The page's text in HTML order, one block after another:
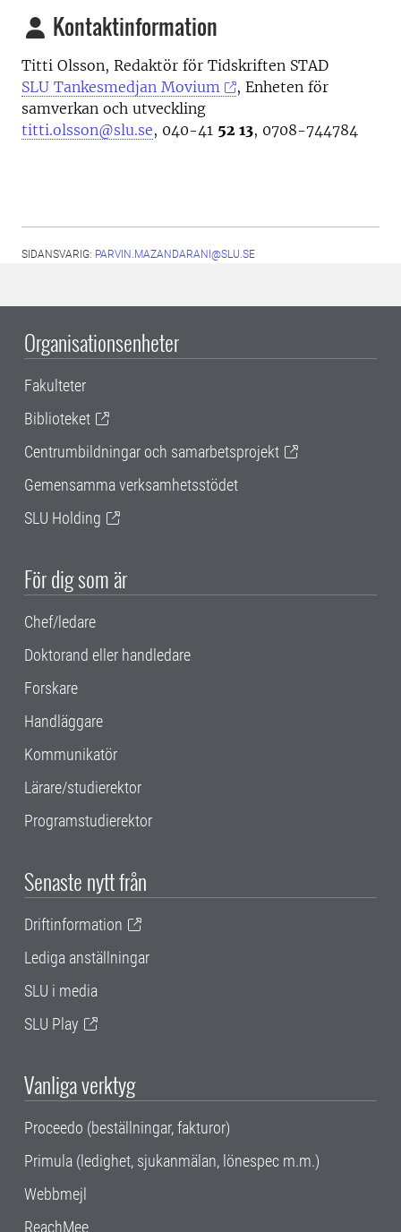
Kontaktinformation
Titti Olsson, Redaktör för Tidskriften STAD
SLU Tankesmedjan Movium
, Enheten för
samverkan och utveckling
titti.olsson@slu.se, 040-41 52 13, 0708-744784
SIDANSVARIG: PARVIN.MAZANDARANI@SLU.SE
Organisationsenheter
Fakulteter
Biblioteket
Centrumbildningar och samarbetsprojekt
Gemensamma verksamhetsstödet
SLU Holding
För dig som är
Chef/ledare
Doktorand eller handledare
Forskare
Handläggare
Kommunikatör
Lärare/studierektor
Programstudierektor
Senaste nytt från
Driftinformation
Lediga anställningar
SLU i media
SLU Play
Vanliga verktyg
Proceedo (beställningar, fakturor)
Primula (ledighet, sjukanmälan, lönespec m.m.)
Webbmejl
ReachMee